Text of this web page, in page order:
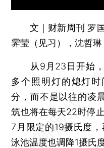
文｜财新周刊 罗
霁莹（见习），沈哲琳
从9月23日开始，
多个照明灯的熄灯
分，而不是以往的凌
筑也将在每天22时停
7月限定的19摄氏度
泳池温度也调降1摄氏